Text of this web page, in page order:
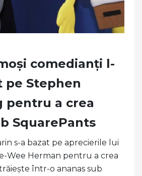
comedianți l-
pe Stephen
pentru a crea
SquarePants
s-a bazat pe aprecierile lui
Wee Herman pentru a crea
într-o ananas sub